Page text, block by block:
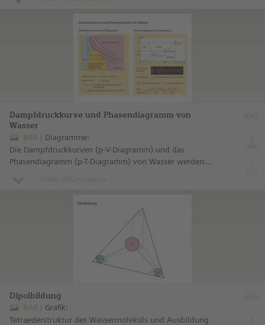
Dampfdruckkurve und Phasendiagramm von
Wasser
Bild
Diagramme:
Die Dampfdruckkurven (p-V-Diagramm) und das
Phasendiagramm (p-T-Diagramm) von Wasser werden
Dipolbildung
Bild
Grafik:
Tetraederstruktur des Wassermoleküls und Ausbildung